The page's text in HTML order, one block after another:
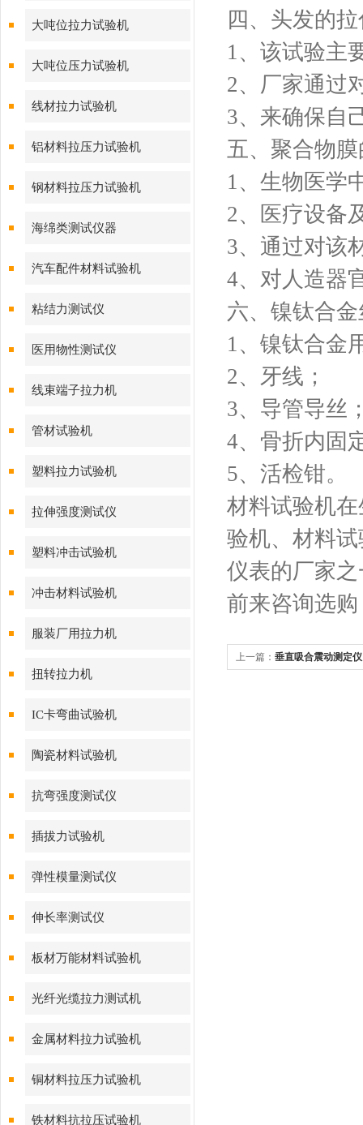
大吨位拉力试验机
大吨位压力试验机
线材拉力试验机
铝材料拉压力试验机
钢材料拉压力试验机
海绵类测试仪器
汽车配件材料试验机
粘结力测试仪
医用物性测试仪
线束端子拉力机
管材试验机
塑料拉力试验机
拉伸强度测试仪
塑料冲击试验机
冲击材料试验机
服装厂用拉力机
扭转拉力机
IC卡弯曲试验机
陶瓷材料试验机
抗弯强度测试仪
插拔力试验机
弹性模量测试仪
伸长率测试仪
板材万能材料试验机
光纤光缆拉力测试机
金属材料拉力试验机
铜材料拉压力试验机
铁材料抗拉压试验机
四、头发的
1、该试验主
2、厂家通过
3、来确保自
五、聚合物
1、生物医学
2、医疗设备
3、通过对该
4、对人造器
六、镍钛合
1、镍钛合金
2、牙线；
3、导管导丝
4、骨折内固
5、活检钳。
材料试验机
验机、材料
仪表的厂家
前来咨询选购
上一篇： 垂直吸合震动测定